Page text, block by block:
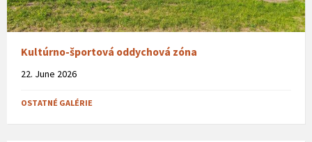
Kultúrno-športová oddychová zóna
22. June 2026
OSTATNÉ GALÉRIE